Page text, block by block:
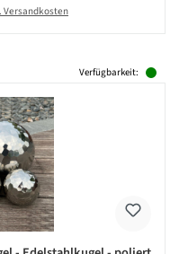
Versandkosten
Verfügbarkeit: